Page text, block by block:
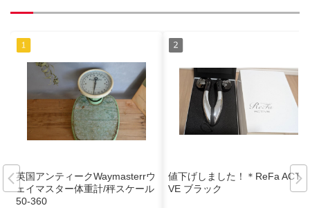
英国アンティークWaymasterrウ
ェイマスター体重計/秤スケール
50-360
値下げしました！＊ReFa ACTI
VE ブラック